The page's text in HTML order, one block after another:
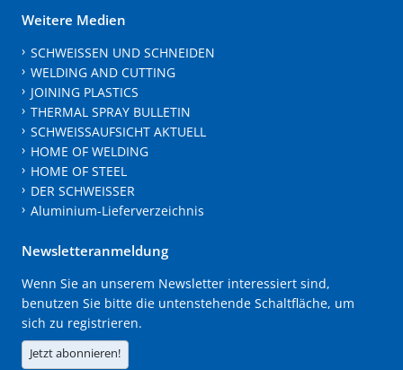
Weitere Medien
SCHWEISSEN UND SCHNEIDEN
WELDING AND CUTTING
JOINING PLASTICS
THERMAL SPRAY BULLETIN
SCHWEISSAUFSICHT AKTUELL
HOME OF WELDING
HOME OF STEEL
DER SCHWEISSER
Aluminium-Lieferverzeichnis
Newsletteranmeldung
Wenn Sie an unserem Newsletter interessiert sind,
benutzen Sie bitte die untenstehende Schaltfläche, um
sich zu registrieren.
Jetzt abonnieren!